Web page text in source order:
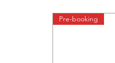
Pre-booking